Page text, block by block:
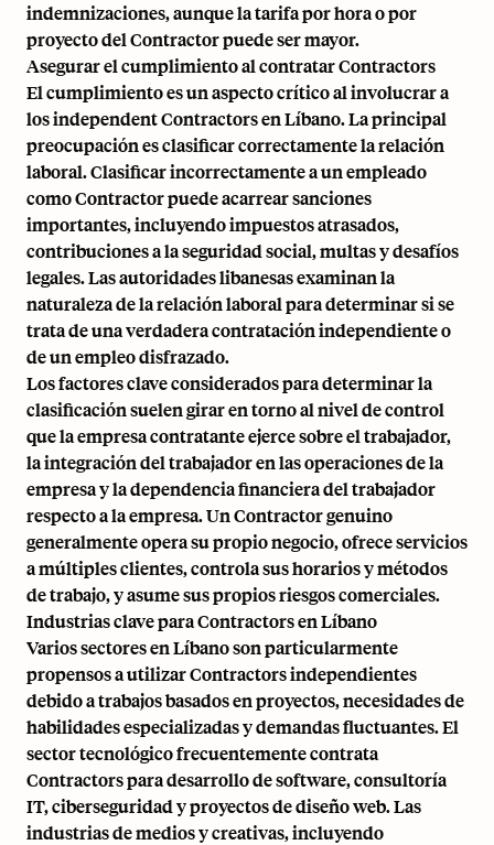
indemnizaciones, aunque la tarifa por hora o por
proyecto del Contractor puede ser mayor.
Asegurar el cumplimiento al contratar Contractors
El cumplimiento es un aspecto crítico al involucrar a
los independent Contractors en Líbano. La principal
preocupación es clasificar correctamente la relación
laboral. Clasificar incorrectamente a un empleado
como Contractor puede acarrear sanciones
importantes, incluyendo impuestos atrasados,
contribuciones a la seguridad social, multas y desafíos
legales. Las autoridades libanesas examinan la
naturaleza de la relación laboral para determinar si se
trata de una verdadera contratación independiente o
de un empleo disfrazado.
Los factores clave considerados para determinar la
clasificación suelen girar en torno al nivel de control
que la empresa contratante ejerce sobre el trabajador,
la integración del trabajador en las operaciones de la
empresa y la dependencia financiera del trabajador
respecto a la empresa. Un Contractor genuino
generalmente opera su propio negocio, ofrece servicios
a múltiples clientes, controla sus horarios y métodos
de trabajo, y asume sus propios riesgos comerciales.
Industrias clave para Contractors en Líbano
Varios sectores en Líbano son particularmente
propensos a utilizar Contractors independientes
debido a trabajos basados en proyectos, necesidades de
habilidades especializadas y demandas fluctuantes. El
sector tecnológico frecuentemente contrata
Contractors para desarrollo de software, consultoría
IT, ciberseguridad y proyectos de diseño web. Las
industrias de medios y creativas, incluyendo